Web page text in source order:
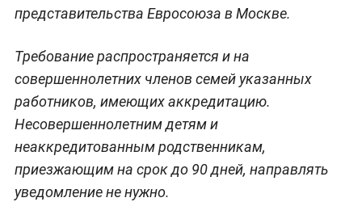
представительства Евросоюза в Москве.
Требование распространяется и на
совершеннолетних членов семей указанных
работников, имеющих аккредитацию.
Несовершеннолетним детям и
неаккредитованным родственникам,
приезжающим на срок до 90 дней, направлять
уведомление не нужно.